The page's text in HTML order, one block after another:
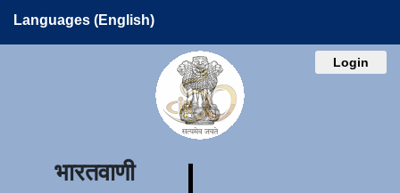
Languages (English)
Login
भारतवाणी